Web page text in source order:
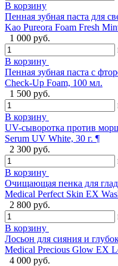
В корзину
Пенная зубная паста для
Kao Pureora Foam Fresh
1 000 руб.
В корзину
Пенная зубная паста с
Check-Up Foam, 100 мл.
1 500 руб.
В корзину
UV-сыворотка против
Serum UV White, 30 г. ¶
2 300 руб.
В корзину
Очищающая пенка для
Medical Perfect Skin EX
2 800 руб.
В корзину
Лосьон для сияния и
Medical Precious Glow EX
4 000 руб.